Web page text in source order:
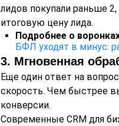
лидов покупали раньше
итоговую цену лида.
Подробнее о
БФЛ уходят в минус:
3. Мгновенная
Еще один ответ на
скорость. Чем быстрее
конверсии.
Современные CRM для